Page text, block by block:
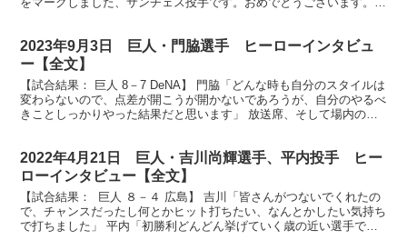
2023年9月3日 巨人・門脇選手 ヒーローインタビュ
ー【全文】
【試合結果： 巨人 8－7 DeNA】 門脇「どんな時も自分のスタイルは
変わらないので、点差が開こうが開かないであろうが、自分のやるべ
きことしっかりやった結果だと思います」 放送席、そして場内のジ
2022年4月21日 巨人・吉川尚輝選手、平内投手 ヒー
ローインタビュー【全文】
【試合結果： 巨人 ８－４ 広島】 吉川「皆さんがつないでくれたの
で、チャンスだったし何とかヒット打ちたい、なんとかしたい気持ち
で打ちました」 平内「初勝利どんどん挙げていく歳の近い選手であ